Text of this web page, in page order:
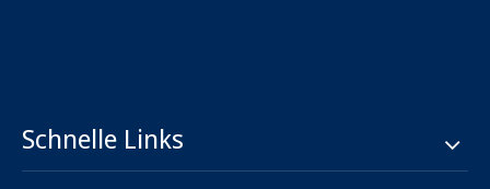
Schnelle Links